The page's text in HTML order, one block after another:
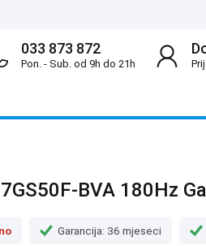
033 873 872
Pon. - Sub. od 9h do 21h
BVA 180Hz
Garancija: 36 mjeseci